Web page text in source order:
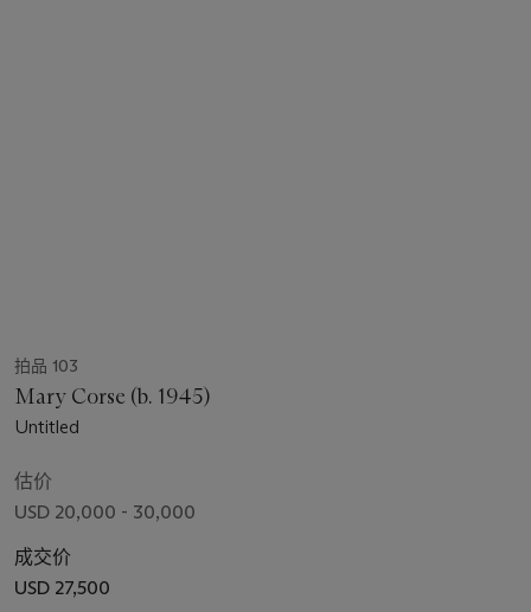
拍品 103
Mary Corse (b. 1945)
Untitled
估价
USD 20,000 - 30,000
成交价
USD 27,500